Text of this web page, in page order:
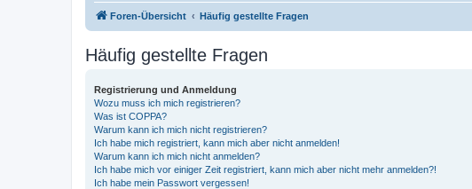
Foren-Übersicht Häufig gestellte Fragen
Häufig gestellte Fragen
Registrierung und Anmeldung
Wozu muss ich mich registrieren?
Was ist COPPA?
Warum kann ich mich nicht registrieren?
Ich habe mich registriert, kann mich aber nicht anmelden!
Warum kann ich mich nicht anmelden?
Ich habe mich vor einiger Zeit registriert, kann mich aber nicht mehr anmelden?!
Ich habe mein Passwort vergessen!